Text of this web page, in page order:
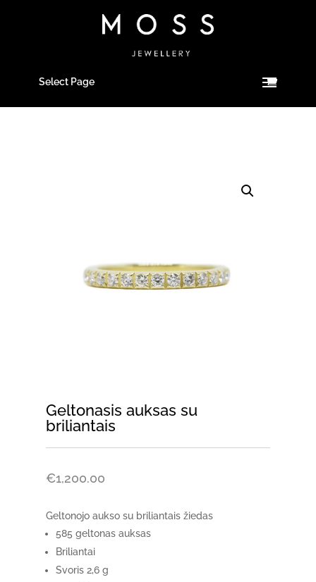
Select Page
Geltonasis auksas su
briliantais
€1,200.00
Geltonojo aukso su briliantais žiedas
585 geltonas auksas
Briliantai
Svoris 2,6 g